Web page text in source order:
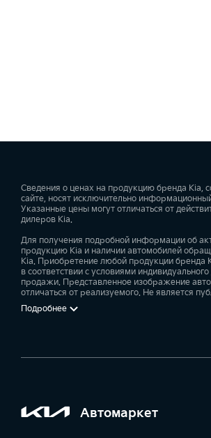
Сведения о ценах на продукцию бренда Kia,
сайте, носят исключительно
Указанные цены могут отличаться от
дилеров Kia.
Для получения подробной информации об
продукцию Kia и наличии автомобилей
Kia. Приобретение любой продукции бренда
в соответствии с условиями
продажи. Представленное изображение
отличаться от реализуемого. Не является
Подробнее
Автомаркет